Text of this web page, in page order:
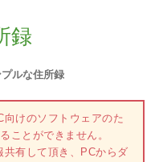
録
ルな住所録
けのソフトウェアのた
ことができません。
有して頂き、PCからダ